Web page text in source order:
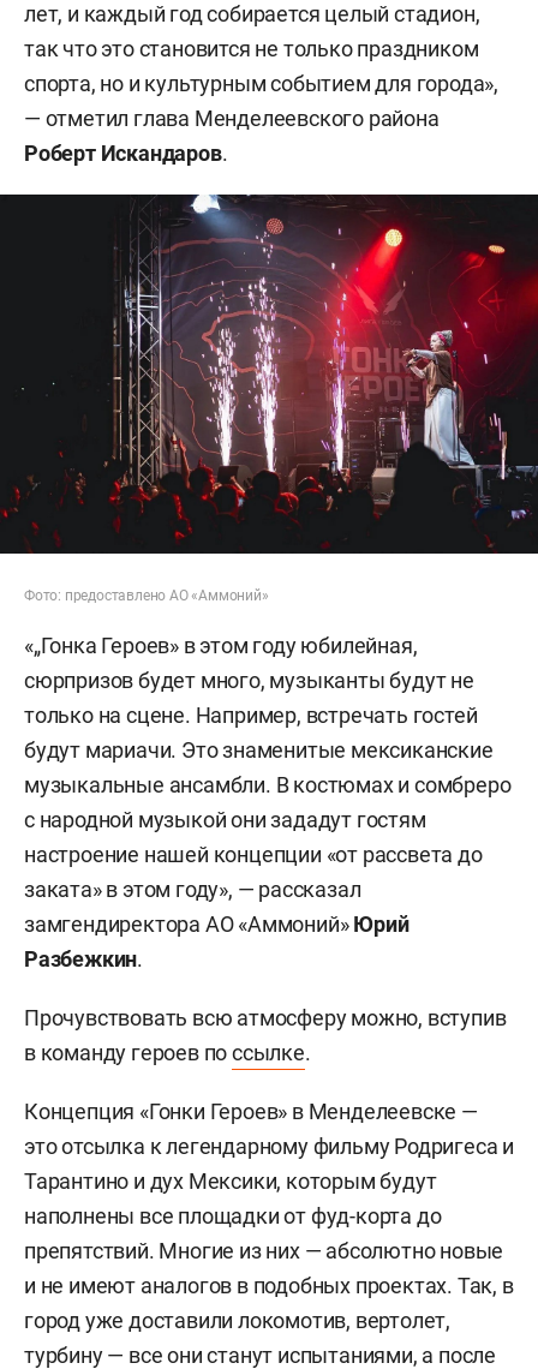
лет, и каждый год собирается целый стадион,
так что это становится не только праздником
спорта, но и культурным событием для города»,
— отметил глава Менделеевского района
Роберт Искандаров.
Фото: предоставлено АО «Аммоний»
«„Гонка Героев» в этом году юбилейная,
сюрпризов будет много, музыканты будут не
только на сцене. Например, встречать гостей
будут мариачи. Это знаменитые мексиканские
музыкальные ансамбли. В костюмах и сомбреро
с народной музыкой они зададут гостям
настроение нашей концепции «от рассвета до
заката» в этом году», — рассказал
замгендиректора АО «Аммоний»Юрий
Разбежкин.
Прочувствовать всю атмосферу можно, вступив
в команду героев поссылке.
Концепция «Гонки Героев» в Менделеевске —
это отсылка к легендарному фильму Родригеса и
Тарантино и дух Мексики, которым будут
наполнены все площадки от фуд-корта до
препятствий. Многие из них — абсолютно новые
и не имеют аналогов в подобных проектах. Так, в
город уже доставили локомотив, вертолет,
турбину — все они станут испытаниями, а после